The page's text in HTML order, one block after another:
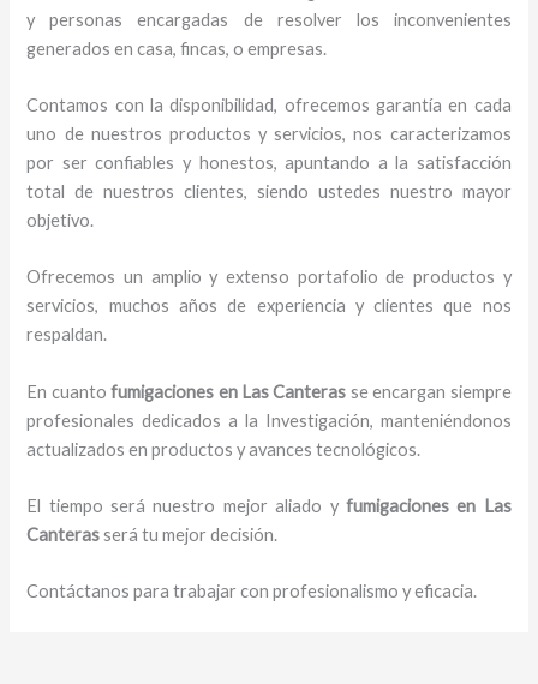
y personas encargadas de resolver los inconvenientes
generados en casa, fincas, o empresas.
Contamos con la disponibilidad, ofrecemos garantía en cada
uno de nuestros productos y servicios, nos caracterizamos
por ser confiables y honestos, apuntando a la satisfacción
total de nuestros clientes, siendo ustedes nuestro mayor
objetivo.
Ofrecemos un amplio y extenso portafolio de productos y
servicios, muchos años de experiencia y clientes que nos
respaldan.
En cuantofumigaciones en Las Canteras se encargan siempre
profesionales dedicados a la Investigación, manteniéndonos
actualizados en productos y avances tecnológicos.
El tiempo será nuestro mejor aliado y fumigacionesen Las
Canterasserá tu mejor decisión.
Contáctanos para trabajar con profesionalismo y eficacia.